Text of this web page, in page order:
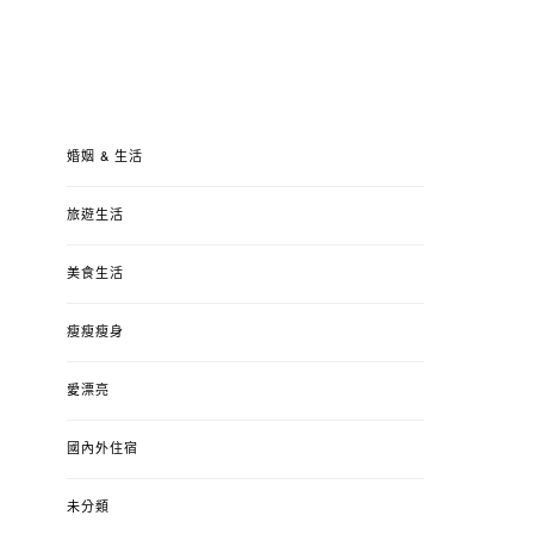
婚姻 & 生活
旅遊生活
美食生活
瘦瘦瘦身
愛漂亮
國內外住宿
未分類